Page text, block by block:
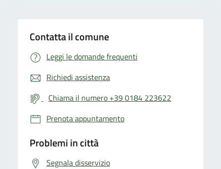
Contatta il comune
Leggi le domande frequenti
Richiedi assistenza
Chiama il numero +39 0184 223622
Prenota appuntamento
Problemi in città
Segnala disservizio